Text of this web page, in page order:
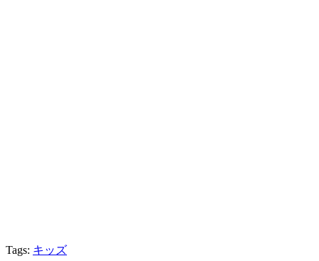
Tags: キッズ